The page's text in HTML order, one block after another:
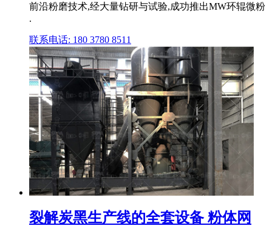
前沿粉磨技术,经大量钻研与试验,成功推出MW环辊微粉
.
联系电话: 180 3780 8511
裂解炭黑生产线的全套设备 粉体网